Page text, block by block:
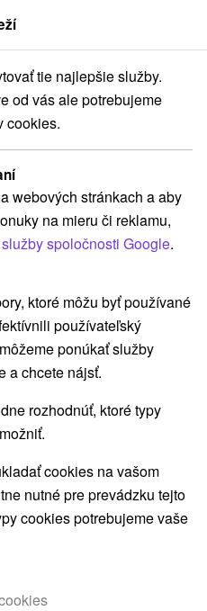
kraj Zemplínske Hámre
Hámrach
(2) Penzióny(2)
NAJDRAHŠIE
tie najlepšie služby.
od vás ale potrebujeme
cookies.
webových stránkach a aby
na mieru či reklamu,
služby spoločnosti Google.
ktoré môžu byť používané
používateľský
ponúkať služby
a chcete nájsť.
rozhodnúť, ktoré typy
cookies na vašom
nutné pre prevádzku tejto
cookies potrebujeme vaše